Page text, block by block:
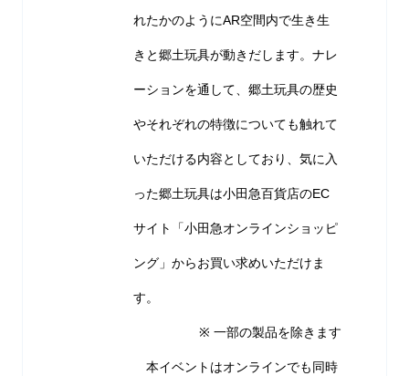
れたかのようにAR空間内で生き生
きと郷土玩具が動きだします。ナレ
ーションを通して、郷土玩具の歴史
やそれぞれの特徴についても触れて
いただける内容としており、気に入
った郷土玩具は小田急百貨店のEC
サイト「小田急オンラインショッピ
ング」からお買い求めいただけま
す。
※ 一部の製品を除きます
本イベントはオンラインでも同時